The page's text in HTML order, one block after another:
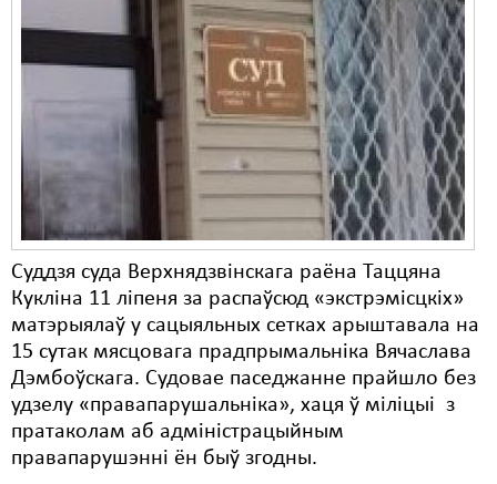
Суддзя суда Верхнядзвінскага раёна Таццяна
Кукліна 11 ліпеня за распаўсюд «экстрэмісцкіх»
матэрыялаў у сацыяльных сетках арыштавала на
15 сутак мясцовага прадпрымальніка Вячаслава
Дэмбоўскага. Судовае паседжанне прайшло без
удзелу «правапарушальніка», хаця ў міліцыі з
пратаколам аб адміністрацыйным
правапарушэнні ён быў згодны.
Карная псыхіятрыя
КПЧ ААН
Культурныя правы
ЛПП
Мігранты
Мірныя сходы
Палітвязьні
Праваабаронцы
Правы дзіцяці
Пэнітэнцыярная сыстэма